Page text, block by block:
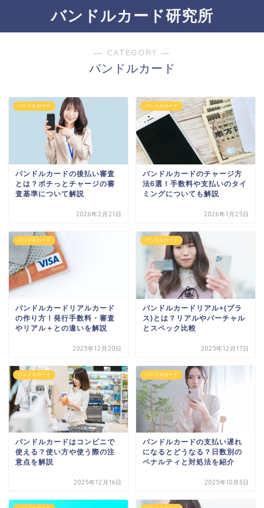
バンドルカード研究所
― CATEGORY ―
バンドルカード
バンドルカード
バンドルカードの後払い審査
とは？ポチっとチャージの審
査基準について解説
2026年2月21日
バンドルカード
バンドルカードのチャージ方
法6選！手数料や支払いのタイ
ミングについても解説
2026年1月25日
バンドルカード
バンドルカードリアルカード
の作り方！発行手数料・審査
やリアル＋との違いを解説
2025年12月20日
バンドルカード
バンドルカードリアル+(プラ
ス)とは？リアルやバーチャル
とスペック比較
2025年12月17日
バンドルカード
バンドルカードはコンビニで
使える？使い方や使う際の注
意点を解説
2025年12月16日
バンドルカード
バンドルカードの支払い遅れ
になるとどうなる？日数別の
ペナルティと対処法を紹介
2025年10月3日